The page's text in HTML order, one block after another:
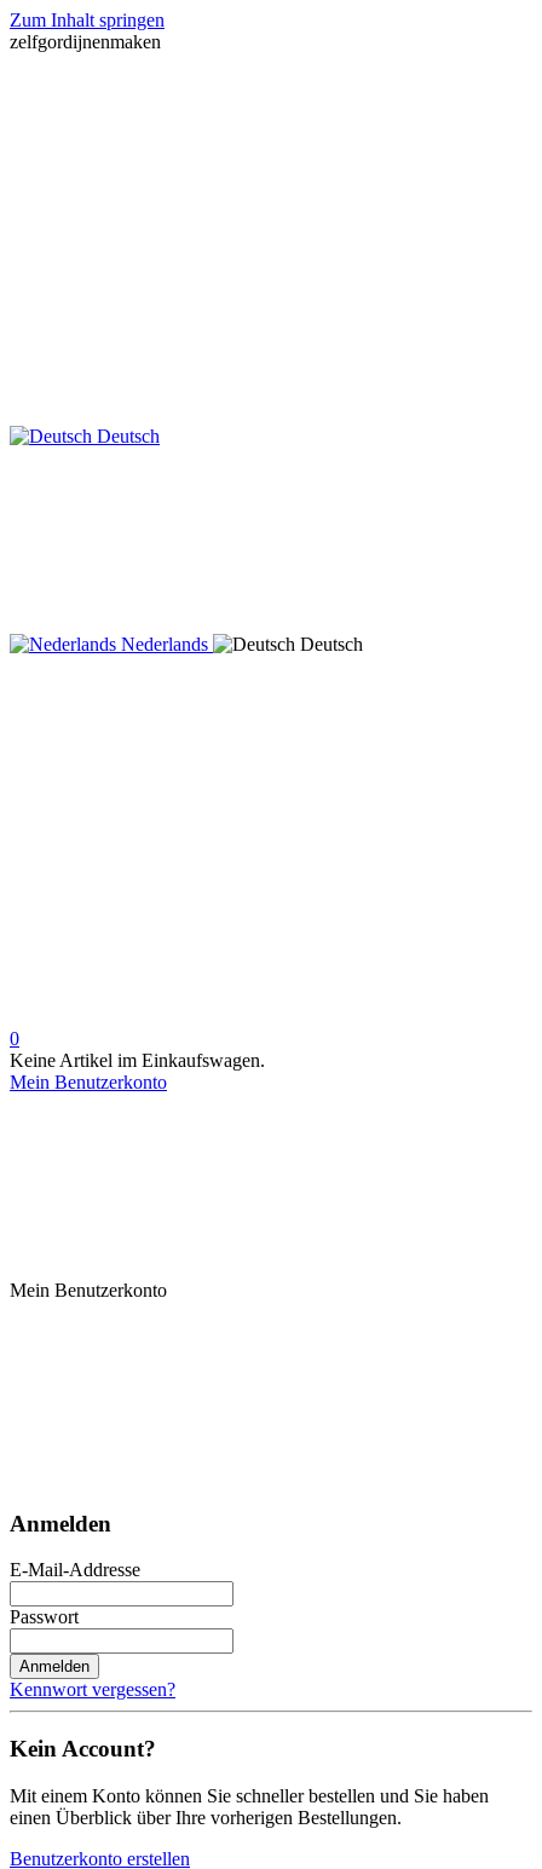
Zum Inhalt springen
zelfgordijnenmaken
Deutsch
Nederlands Deutsch
0
Keine Artikel im Einkaufswagen.
Mein Benutzerkonto
Mein Benutzerkonto
Anmelden
E-Mail-Addresse
Passwort
Anmelden
Kennwort vergessen?
Kein Account?
Mit einem Konto können Sie schneller bestellen und Sie haben
einen Überblick über Ihre vorherigen Bestellungen.
Benutzerkonto erstellen